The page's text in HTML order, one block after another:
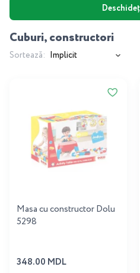
Cuburi, constructori
Sortează:
Masa cu constructor Dolu
5298
348.00 MDL